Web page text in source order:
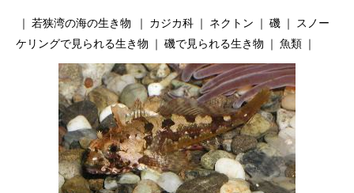
若狭湾の海の生き物 カジカ科 ネクトン 磯
スノー
ケリングで見られる生き物
磯で見られる生き物 魚類